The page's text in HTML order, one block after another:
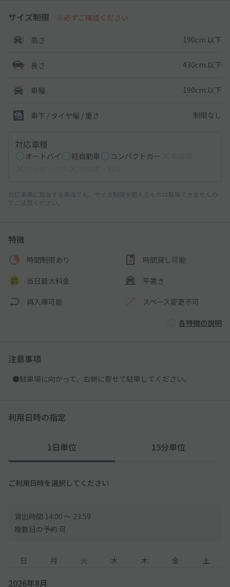
サイズ制限 ※必ずご確認ください
高さ 190cm 以下
長さ 430cm 以下
車幅 190cm 以下
車下 / タイヤ幅 / 重さ 制限なし
対応車種
オートバイ 軽自動車 コンパクトカー
対応車種に該当する車両でも、サイズ制限を超えるものは駐車できませんの
でご注意ください。
特徴
時間制限あり 時間貸し可能
当日最大料金 平置き
再入庫可能 スペース変更不可
各特徴の説明
注意事項
●駐車場に向かって、右側に寄せて駐車してください。
利用日時の指定
1日単位 15分単位
ご利用日時を選択してください
貸出時間 14:00 〜 23:59
複数日の予約 可
日 月 火 水 木 金 土
2026年8月